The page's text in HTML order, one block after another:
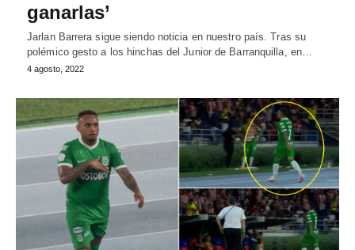
ganarlas’
Jarlan Barrera sigue siendo noticia en nuestro país. Tras su
polémico gesto a los hinchas del Junior de Barranquilla, en…
4 agosto, 2022